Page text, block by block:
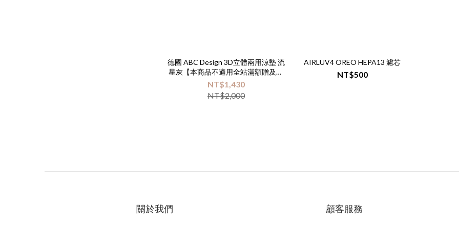
德國 ABC Design 3D立體兩用涼墊 流
星灰【本商品不適用全站滿額贈及會
員優惠活動】
NT$1,430
NT$2,000
AIRLUV4 OREO HEPA13 濾芯
NT$500
關於我們 顧客服務